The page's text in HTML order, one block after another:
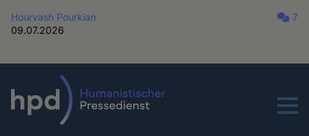
Hourvash Pourkian
09.07.2026
7
Menu